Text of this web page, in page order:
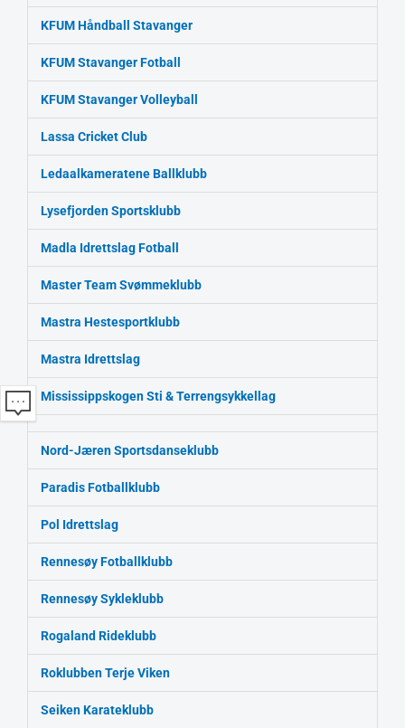
KFUM Håndball Stavanger
KFUM Stavanger Fotball
KFUM Stavanger Volleyball
Lassa Cricket Club
Ledaalkameratene Ballklubb
Lysefjorden Sportsklubb
Madla Idrettslag Fotball
Master Team Svømmeklubb
Mastra Hestesportklubb
Mastra Idrettslag
Mississippskogen Sti & Terrengsykkellag
Nord-Jæren Sportsdanseklubb
Paradis Fotballklubb
Pol Idrettslag
Rennesøy Fotballklubb
Rennesøy Sykleklubb
Rogaland Rideklubb
Roklubben Terje Viken
Seiken Karateklubb